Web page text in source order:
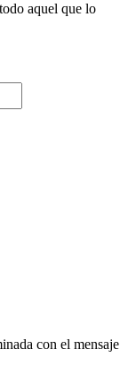
aquel que lo
con el mensaje